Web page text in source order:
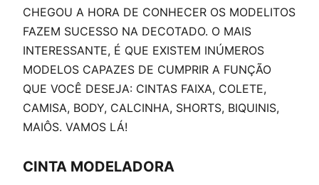
CHEGOU A HORA DE CONHECER OS MODELITOS
FAZEM SUCESSO NA DECOTADO. O MAIS
INTERESSANTE, É QUE EXISTEM INÚMEROS
MODELOS CAPAZES DE CUMPRIR A FUNÇÃO
QUE VOCÊ DESEJA: CINTAS FAIXA, COLETE,
CAMISA, BODY, CALCINHA, SHORTS, BIQUINIS,
MAIÔS. VAMOS LÁ!
CINTA MODELADORA